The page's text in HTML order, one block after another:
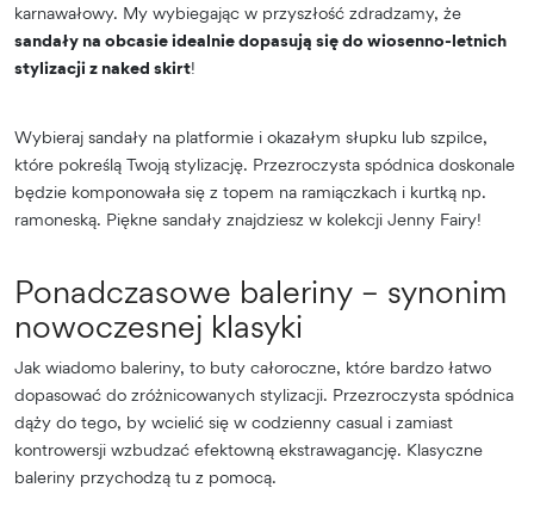
karnawałowy. My wybiegając w przyszłość zdradzamy, że
sandały na obcasie idealnie dopasują się do wiosenno-letnich
stylizacji z naked skirt!
Wybieraj sandały na platformie i okazałym słupku lub szpilce,
które pokreślą Twoją stylizację. Przezroczysta spódnica doskonale
będzie komponowała się z topem na ramiączkach i kurtką np.
ramoneską. Piękne sandały znajdziesz w kolekcji Jenny Fairy!
Ponadczasowe baleriny – synonim
nowoczesnej klasyki
Jak wiadomo baleriny, to buty całoroczne, które bardzo łatwo
dopasować do zróżnicowanych stylizacji. Przezroczysta spódnica
dąży do tego, by wcielić się w codzienny casual i zamiast
kontrowersji wzbudzać efektowną ekstrawagancję. Klasyczne
baleriny przychodzą tu z pomocą.